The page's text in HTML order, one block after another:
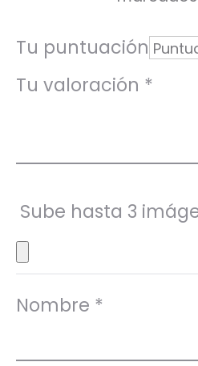
n
e
Tu puntuación
Tu valoración *
Sube hasta 3
Nombre *